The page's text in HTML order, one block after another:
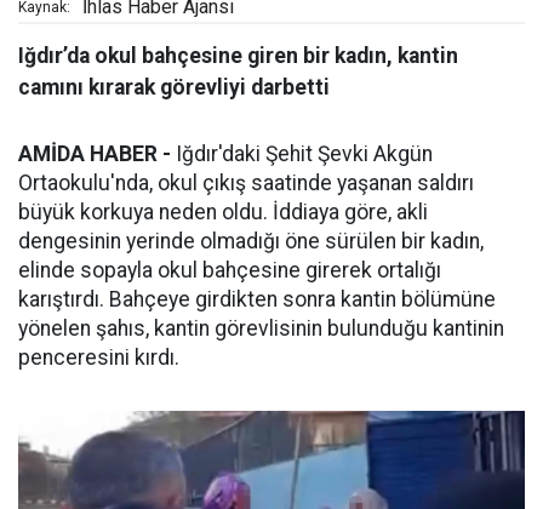
Kaynak: İhlas Haber Ajansı
Iğdır’da okul bahçesine giren bir kadın, kantin
camını kırarak görevliyi darbetti
AMİDA HABER - Iğdır'daki Şehit Şevki Akgün
Ortaokulu'nda, okul çıkış saatinde yaşanan saldırı
büyük korkuya neden oldu. İddiaya göre, akli
dengesinin yerinde olmadığı öne sürülen bir kadın,
elinde sopayla okul bahçesine girerek ortalığı
karıştırdı. Bahçeye girdikten sonra kantin bölümüne
yönelen şahıs, kantin görevlisinin bulunduğu kantinin
penceresini kırdı.